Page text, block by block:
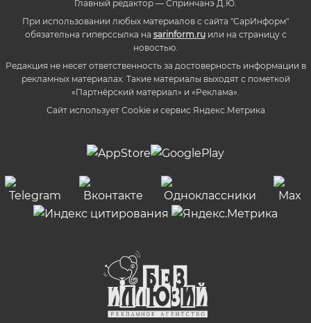
Главный редактор — Спринчанэ Д.Ю.
При использовании любых материалов с сайта "СарИнформ"
обязательна гиперссылка на sarinform.ruили на страницу с
новостью.
Редакция не несет ответственность за достоверность информации в
рекламных материалах. Такие материалы выходят с пометкой
«Партнёрский материал» и «Реклама».
Сайт использует Cookie и сервиc Яндекс.Метрика